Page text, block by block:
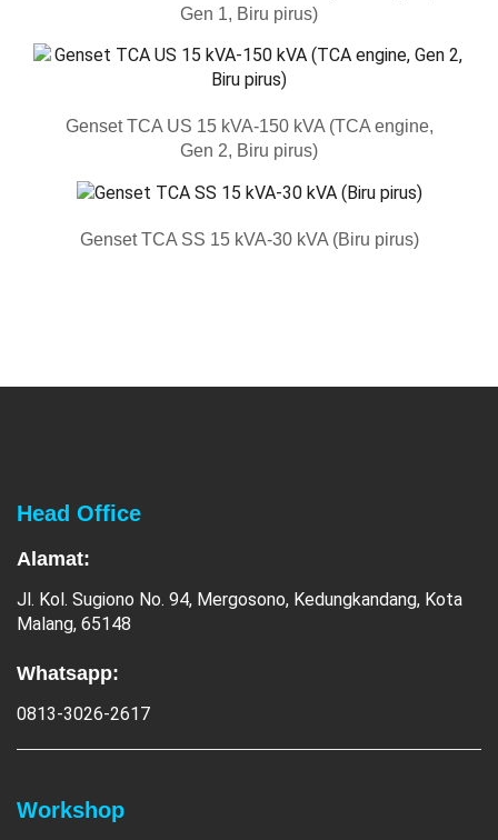
Gen 1, Biru pirus)
Genset TCA US 15 kVA-150 kVA (TCA engine,
Gen 2, Biru pirus)
Genset TCA SS 15 kVA-30 kVA (Biru pirus)
Head Office
Alamat:
Jl. Kol. Sugiono No. 94, Mergosono, Kedungkandang, Kota
Malang, 65148
Whatsapp:
0813-3026-2617
Workshop